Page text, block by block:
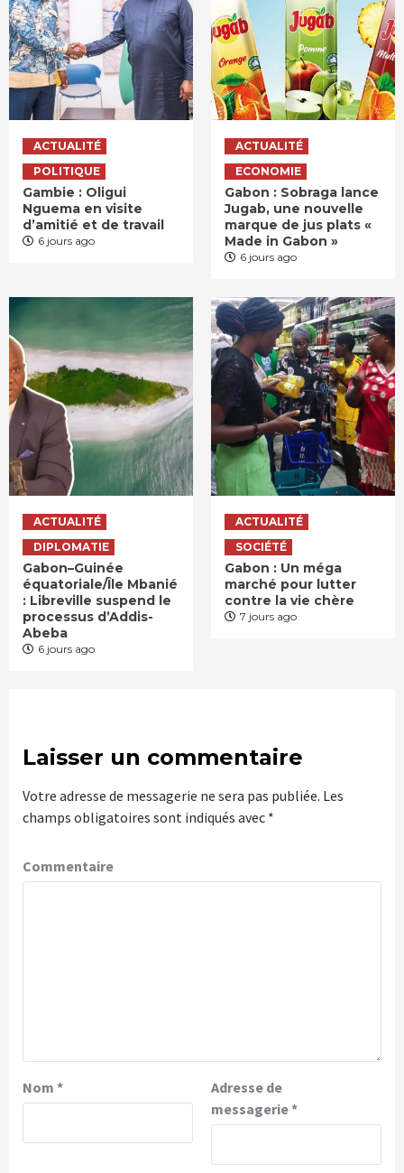
ACTUALITÉ
POLITIQUE
Gambie : Oligui
Nguema en visite
d’amitié et de travail
6 jours ago
ACTUALITÉ
ECONOMIE
Gabon : Sobraga lance
Jugab, une nouvelle
marque de jus plats «
Made in Gabon »
6 jours ago
ACTUALITÉ
DIPLOMATIE
Gabon–Guinée
équatoriale/Île Mbanié
: Libreville suspend le
processus d’Addis-
Abeba
6 jours ago
ACTUALITÉ
SOCIÉTÉ
Gabon : Un méga
marché pour lutter
contre la vie chère
7 jours ago
Laisser un commentaire
Votre adresse de messagerie ne sera pas publiée. Les
champs obligatoires sont indiqués avec *
Commentaire
Nom *
Adresse de
messagerie*